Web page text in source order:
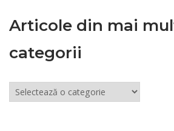
Articole din mai
categorii
Articole
din